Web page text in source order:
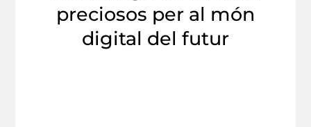
preciosos per al món
digital del futur